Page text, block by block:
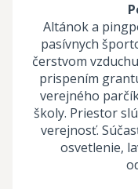
Altánok a
pasívnych
čerstvom
prispením
verejného
školy. Priestor
verejnosť.
osvetlenie,